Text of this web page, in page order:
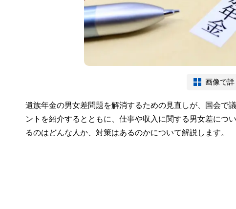
画像で詳
遺族年金の男女差問題を解消するための見直しが、国会で
ントを紹介するとともに、仕事や収入に関する男女差につ
るのはどんな人か、対策はあるのかについて解説します。